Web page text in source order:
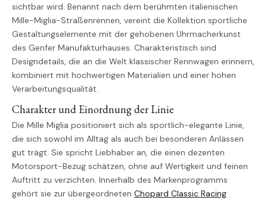
sichtbar wird. Benannt nach dem berühmten italienischen
Mille-Miglia-Straßenrennen, vereint die Kollektion sportliche
Gestaltungselemente mit der gehobenen Uhrmacherkunst
des Genfer Manufakturhauses. Charakteristisch sind
Designdetails, die an die Welt klassischer Rennwagen erinnern,
kombiniert mit hochwertigen Materialien und einer hohen
Verarbeitungsqualität.
Charakter und Einordnung der Linie
Die Mille Miglia positioniert sich als sportlich-elegante Linie,
die sich sowohl im Alltag als auch bei besonderen Anlässen
gut trägt. Sie spricht Liebhaber an, die einen dezenten
Motorsport-Bezug schätzen, ohne auf Wertigkeit und feinen
Auftritt zu verzichten. Innerhalb des Markenprogramms
gehört sie zur übergeordneten Chopard Classic Racing